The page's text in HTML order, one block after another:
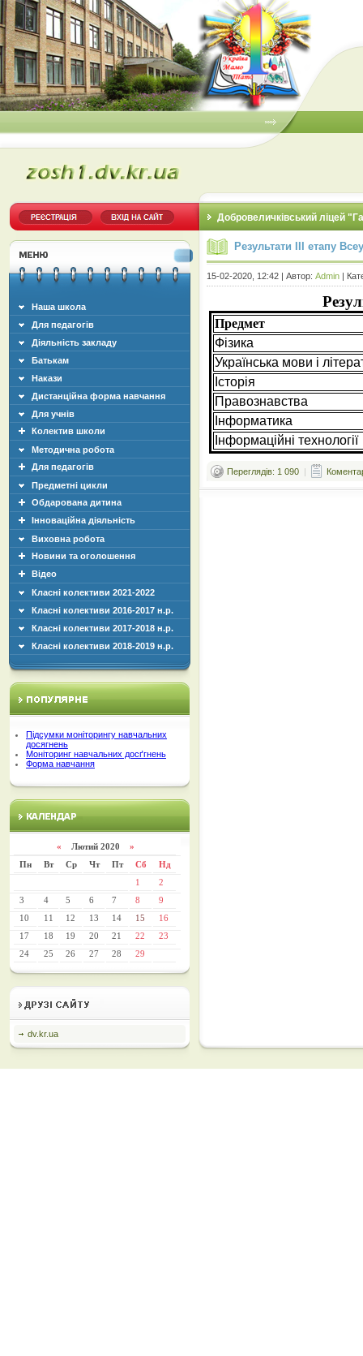
Добровеличківський ліцей
Наша школа
Для педагогів
Діяльність закладу
Батькам
Накази
Дистанційна форма навчання
Для учнів
Колектив школи
Методична робота
Для педагогів
Предметні цикли
Обдарована дитина
Інноваційна діяльність
Виховна робота
Новини та оголошення
Відео
Класні колективи 2021-2022
Класні колективи 2016-2017 н.р.
Класні колективи 2017-2018 н.р.
Класні колективи 2018-2019 н.р.
Підсумки моніторингу навчальних
досягнень
Моніторинг навчальних досґгнень
Форма навчання
« Лютий 2020 »
Пн
Вт Ср Чт Пт Сб
Нд
1
2
3
4 5 6 7 8
9
10
11 12 13 14 15
16
17
18 19 20 21 22
23
24
25 26 27 28 29
dv.kr.ua
Результати ІІІ етапу
15-02-2020, 12:42 | Автор: Admin |
Предмет
Фізика
Українська мови і
Історія
Правознавства
Інформатика
Інформаційні технології
Переглядів: 1 090 |